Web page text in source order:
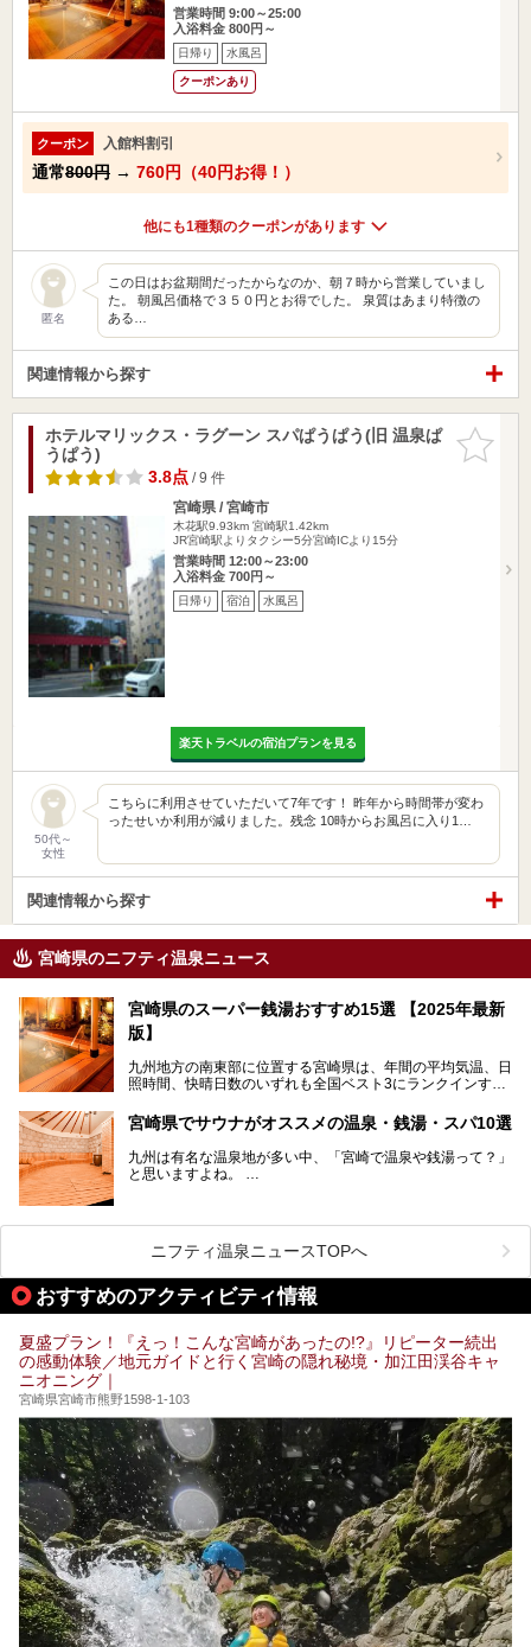
営業時間 9:00～25:00
入浴料金 800円～
日帰り 水風呂
クーポンあり
クーポン 入館料割引
通常800円 → 760円（40円お得！）
他にも1種類のクーポンがあります
匿名
この日はお盆期間だったからなのか、朝７時から営業していまし
た。 朝風呂価格で３５０円とお得でした。 泉質はあまり特徴の
ある…
関連情報から探す
お気に入
りに追加
ホテルマリックス・ラグーン スパぱうぱう(旧 温泉ぱ
うぱう)
3.8点/ 9 件
宮崎県 / 宮崎市
木花駅9.93km 宮崎駅1.42km
JR宮崎駅よりタクシー5分宮崎ICより15分
営業時間 12:00～23:00
入浴料金 700円～
日帰り 宿泊 水風呂
楽天トラベルの宿泊プランを見る
50代～
女性
こちらに利用させていただいて7年です！ 昨年から時間帯が変わ
ったせいか利用が減りました。残念 10時からお風呂に入り1…
関連情報から探す
宮崎県のニフティ温泉ニュース
宮崎県のスーパー銭湯おすすめ15選 【2025年最新
版】
九州地方の南東部に位置する宮崎県は、年間の平均気温、日
照時間、快晴日数のいずれも全国ベスト3にランクインする
青空が彩る、鮮やかな自然の景観が魅力です。断崖と滝が神
秘的な高千穂峡や、「鬼の洗濯板」と呼ばれる岩に囲まれた
青島、霧島連山を望むえびの高原、青い空と海が続く日南海
岸など、自然を満喫できる見どころは県内全域に広がってい
ます。
宮崎県でサウナがオススメの温泉・銭湯・スパ10選
九州は有名な温泉地が多い中、「宮崎で温泉や銭湯って？」
と思いますよね。
あるんです。
宮崎など都市の中心部から、離れた所にある温泉旅館などに
ぜひ参考にして、宮崎でのサウナライフを楽しみましょう！
ニフティ温泉ニュースTOPへ
おすすめのアクティビティ情報
夏盛プラン！『えっ！こんな宮崎があったの!?』リピーター続出
の感動体験／地元ガイドと行く宮崎の隠れ秘境・加江田渓谷キャ
ニオニング｜
宮崎県宮崎市熊野1598-1-103